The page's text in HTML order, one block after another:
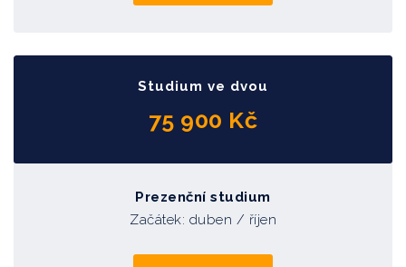
Strategický Management
Strategické techniky a analýzy (SWOT, PEST)
Statutární orgány a zástupci obchodních korporací
JUDr. Luděk Lisse, Ph.D. LL.M.
Studium ve dvou
75 900 Kč
Prezenční studium
Začátek: duben / říjen